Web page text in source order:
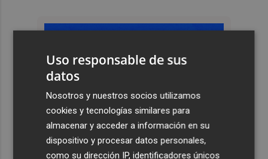
Uso responsable de sus
datos
Nosotros y nuestros socios utilizamos
cookies y tecnologías similares para
almacenar y acceder a información en su
dispositivo y procesar datos personales,
como su dirección IP, identificadores únicos